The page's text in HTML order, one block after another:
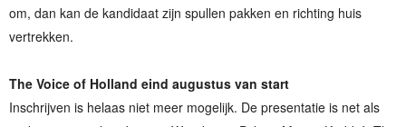
om, dan kan de kandidaat zijn spullen pakken en richting huis
vertrekken.
The Voice of Holland eind augustus van start
Inschrijven is helaas niet meer mogelijk. De presentatie is net als